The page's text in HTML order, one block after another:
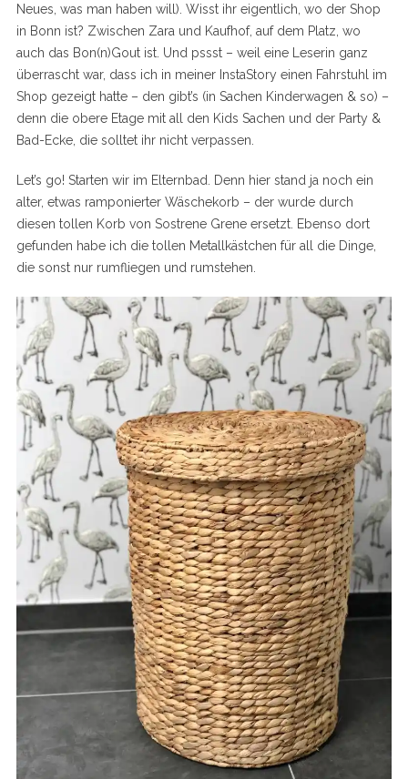
Neues, was man haben will). Wisst ihr eigentlich, wo der Shop
in Bonn ist? Zwischen Zara und Kaufhof, auf dem Platz, wo
auch das Bon(n)Gout ist. Und pssst – weil eine Leserin ganz
überrascht war, dass ich in meiner InstaStory einen Fahrstuhl im
Shop gezeigt hatte – den gibt’s (in Sachen Kinderwagen & so) –
denn die obere Etage mit all den Kids Sachen und der Party &
Bad-Ecke, die solltet ihr nicht verpassen.
Let’s go! Starten wir im Elternbad. Denn hier stand ja noch ein
alter, etwas ramponierter Wäschekorb – der wurde durch
diesen tollen Korb von Sostrene Grene ersetzt. Ebenso dort
gefunden habe ich die tollen Metallkästchen für all die Dinge,
die sonst nur rumfliegen und rumstehen.